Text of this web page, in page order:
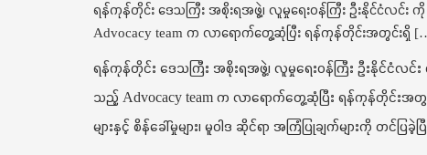
ရန်ကုန်တိုင်း ဒေသကြီး အစိုးရအဖွဲ့၊ လူမှုရေးဝန်ကြီး ဦးနိုင်ငံလင်း ကို
Advocacy team က လာရောက်တွေ့ဆုံပြီး ရန်ကုန်တိုင်းအတွင်းရှိ
ရန်ကုန်တိုင်း ဒေသကြီး အစိုးရအဖွဲ့၊ လူမှုရေးဝန်ကြီး ဦးနိုင်ငံလင်း ကို
သည့် Advocacy team က လာရောက်တွေ့ဆုံပြီး ရန်ကုန်တိုင်းအ
များနှင့် စိန်ခေါ်မှုများ၊ မူဝါဒ ဆိုင်ရာ အကြံပြုချက်များကို တင်ပြ